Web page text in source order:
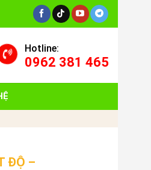
Hotline:
0962 381 465
ĐỘ –